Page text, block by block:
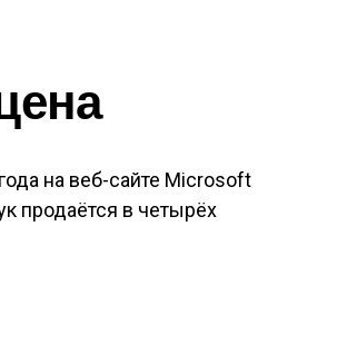
на веб-сайте Microsoft
продаётся в четырёх